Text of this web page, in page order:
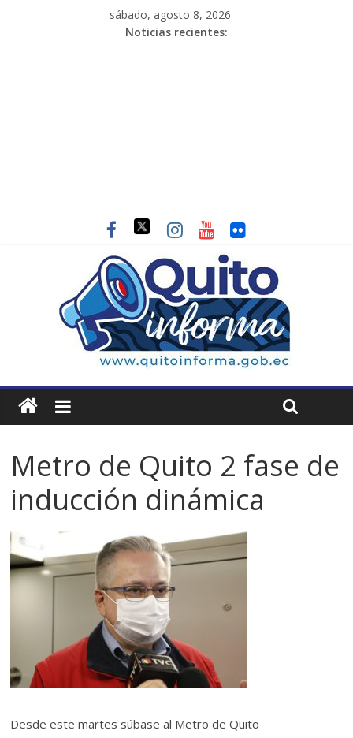
sábado, agosto 8, 2026
Noticias recientes:
Metro de Quito 2 fase de
inducción dinámica
Desde este martes súbase al Metro de Quito